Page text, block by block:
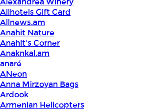
Allhotels Gift Card
Allnews.am
Anahit Nature
Anahit's Corner
Anaknkal.am
anaré
ANeon
Anna Mirzoyan Bags
Ardook
Armenian Helicopters